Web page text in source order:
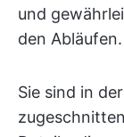
und
den Abläufen.
Sie sind in